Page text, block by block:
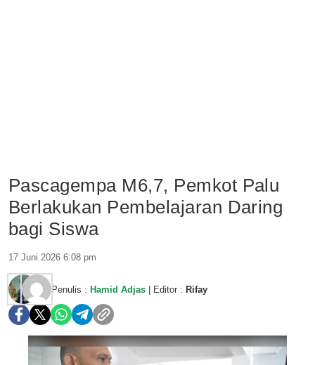
Pascagempa M6,7, Pemkot Palu
Berlakukan Pembelajaran Daring
bagi Siswa
17 Juni 2026 6:08 pm
Penulis : Hamid Adjas | Editor : Rifay